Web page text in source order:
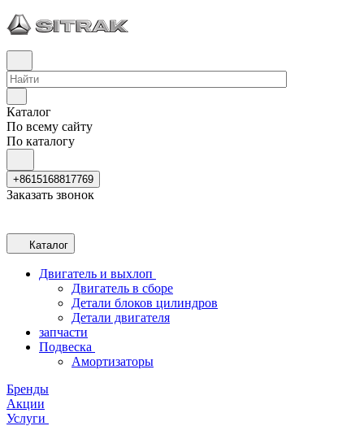
Каталог
По всему сайту
По каталогу
+8615168817769
Заказать звонок
Каталог
Двигатель и выхлоп
Двигатель в сборе
Детали блоков цилиндров
Детали двигателя
запчасти
Подвеска
Амортизаторы
Бренды
Акции
Услуги